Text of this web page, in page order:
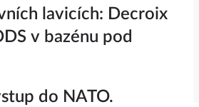
lavicích: Decroix
v bazénu pod
do NATO.